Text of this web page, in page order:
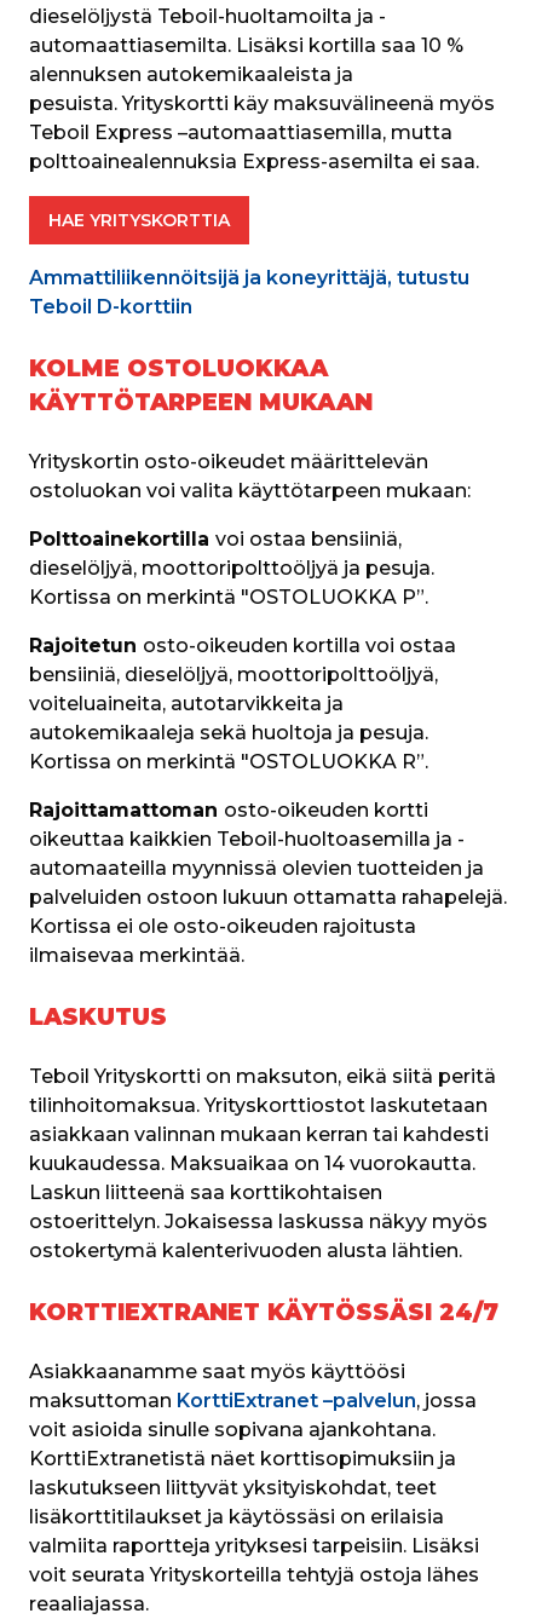
dieselöljystä Teboil-huoltamoilta ja -
automaattiasemilta. Lisäksi kortilla saa 10 %
alennuksen autokemikaaleista ja
pesuista. Yrityskortti käy maksuvälineenä myös
Teboil Express –automaattiasemilla, mutta
polttoainealennuksia Express-asemilta ei saa.
HAE YRITYSKORTTIA
Ammattiliikennöitsijä ja koneyrittäjä, tutustu
Teboil D-korttiin
KOLME OSTOLUOKKAA
KÄYTTÖTARPEEN MUKAAN
Yrityskortin osto-oikeudet määrittelevän
ostoluokan voi valita käyttötarpeen mukaan:
Polttoainekortilla voi ostaa bensiiniä,
dieselöljyä, moottoripolttoöljyä ja pesuja.
Kortissa on merkintä "OSTOLUOKKA P”.
Rajoitetun osto-oikeuden kortilla voi ostaa
bensiiniä, dieselöljyä, moottoripolttoöljyä,
voiteluaineita, autotarvikkeita ja
autokemikaaleja sekä huoltoja ja pesuja.
Kortissa on merkintä "OSTOLUOKKA R”.
Rajoittamattoman osto-oikeuden kortti
oikeuttaa kaikkien Teboil-huoltoasemilla ja -
automaateilla myynnissä olevien tuotteiden ja
palveluiden ostoon lukuun ottamatta rahapelejä.
Kortissa ei ole osto-oikeuden rajoitusta
ilmaisevaa merkintää.
LASKUTUS
Teboil Yrityskortti on maksuton, eikä siitä peritä
tilinhoitomaksua. Yrityskorttiostot laskutetaan
asiakkaan valinnan mukaan kerran tai kahdesti
kuukaudessa. Maksuaikaa on 14 vuorokautta.
Laskun liitteenä saa korttikohtaisen
ostoerittelyn. Jokaisessa laskussa näkyy myös
ostokertymä kalenterivuoden alusta lähtien.
KORTTIEXTRANET KÄYTÖSSÄSI 24/7
Asiakkaanamme saat myös käyttöösi
maksuttoman KorttiExtranet –palvelun, jossa
voit asioida sinulle sopivana ajankohtana.
KorttiExtranetistä näet korttisopimuksiin ja
laskutukseen liittyvät yksityiskohdat, teet
lisäkorttitilaukset ja käytössäsi on erilaisia
valmiita raportteja yrityksesi tarpeisiin. Lisäksi
voit seurata Yrityskorteilla tehtyjä ostoja lähes
reaaliajassa.